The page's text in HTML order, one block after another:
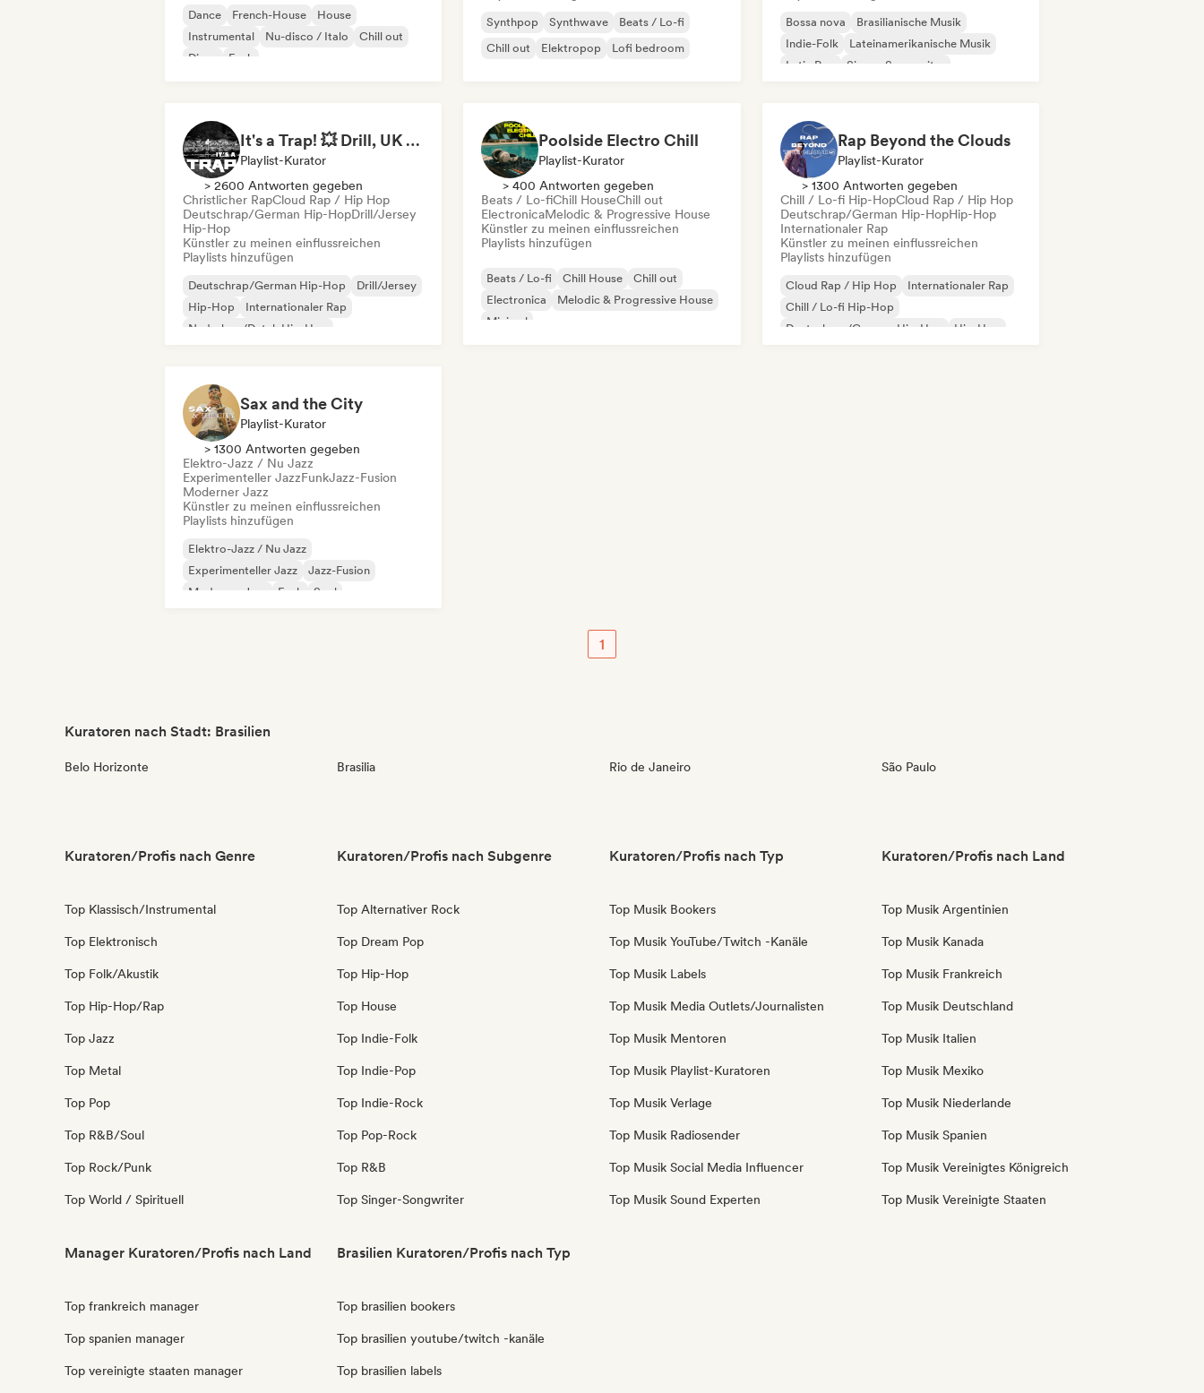
Dance French-House
House
Instrumental
Nu-disco / Italo
Chill out
Disco
Funk
Synthpop Synthwave
Beats / Lo-fi
Chill out
Elektropop Lofi bedroom
Bossa nova
Brasilianische Musik
Indie-Folk
Lateinamerikanische Musik
Latin Pop
Singer-Songwriter
It's a Trap! 💥 Drill, UK Drill & Hard-Hitting Trap
Playlist-Kurator
> 2600 Antworten gegeben
Christlicher RapCloud Rap / Hip Hop
Deutschrap/German Hip-HopDrill/Jersey
Hip-Hop
Künstler zu meinen einflussreichen
Playlists hinzufügen
Deutschrap/German Hip-Hop
Drill/Jersey
Hip-Hop
Internationaler Rap
Nederhop/Dutch Hip-Hop
Poolside Electro Chill
Playlist-Kurator
> 400 Antworten gegeben
Beats / Lo-fiChill HouseChill out
ElectronicaMelodic & Progressive House
Künstler zu meinen einflussreichen
Playlists hinzufügen
Beats / Lo-fi Chill House
Chill out
Electronica
Melodic & Progressive House
Minimal
Rap Beyond the Clouds
Playlist-Kurator
> 1300 Antworten gegeben
Chill / Lo-fi Hip-HopCloud Rap / Hip Hop
Deutschrap/German Hip-HopHip-Hop
Internationaler Rap
Künstler zu meinen einflussreichen
Playlists hinzufügen
Cloud Rap / Hip Hop
Internationaler Rap
Chill / Lo-fi Hip-Hop
Deutschrap/German Hip-Hop
Hip-Hop
Sax and the City
Playlist-Kurator
> 1300 Antworten gegeben
Elektro-Jazz / Nu Jazz
Experimenteller JazzFunkJazz-Fusion
Moderner Jazz
Künstler zu meinen einflussreichen
Playlists hinzufügen
Elektro-Jazz / Nu Jazz
Experimenteller Jazz
Jazz-Fusion
Moderner Jazz
Funk Soul
1
Kuratoren nach Stadt: Brasilien
Belo Horizonte Brasilia Rio de Janeiro São Paulo
Kuratoren/Profis nach Genre
Top Klassisch/Instrumental
Top Elektronisch
Top Folk/Akustik
Top Hip-Hop/Rap
Top Jazz
Top Metal
Top Pop
Top R&B/Soul
Top Rock/Punk
Top World / Spirituell
Kuratoren/Profis nach Subgenre
Top Alternativer Rock
Top Dream Pop
Top Hip-Hop
Top House
Top Indie-Folk
Top Indie-Pop
Top Indie-Rock
Top Pop-Rock
Top R&B
Top Singer-Songwriter
Kuratoren/Profis nach Typ
Top Musik Bookers
Top Musik YouTube/Twitch -Kanäle
Top Musik Labels
Top Musik Media Outlets/Journalisten
Top Musik Mentoren
Top Musik Playlist-Kuratoren
Top Musik Verlage
Top Musik Radiosender
Top Musik Social Media Influencer
Top Musik Sound Experten
Kuratoren/Profis nach Land
Top Musik Argentinien
Top Musik Kanada
Top Musik Frankreich
Top Musik Deutschland
Top Musik Italien
Top Musik Mexiko
Top Musik Niederlande
Top Musik Spanien
Top Musik Vereinigtes Königreich
Top Musik Vereinigte Staaten
Manager Kuratoren/Profis nach Land
Top frankreich manager
Top spanien manager
Top vereinigte staaten manager
Brasilien Kuratoren/Profis nach Typ
Top brasilien bookers
Top brasilien youtube/twitch -kanäle
Top brasilien labels